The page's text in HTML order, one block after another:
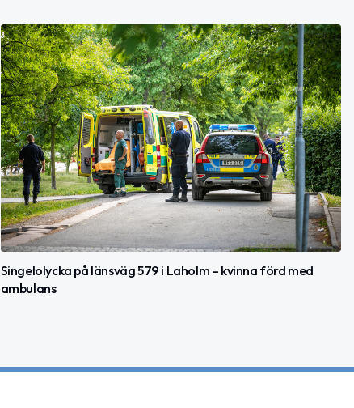
Singelolycka på länsväg 579 i Laholm – kvinna förd med
ambulans